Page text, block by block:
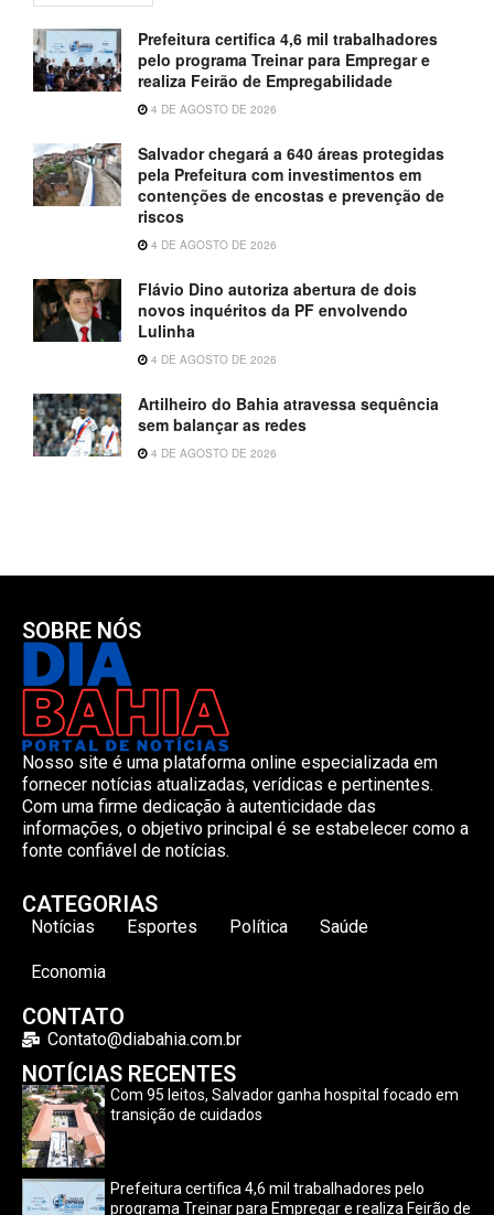
Prefeitura certifica 4,6 mil trabalhadores
pelo programa Treinar para Empregar e
realiza Feirão de Empregabilidade
4 DE AGOSTO DE 2026
Salvador chegará a 640 áreas protegidas
pela Prefeitura com investimentos em
contenções de encostas e prevenção de
riscos
4 DE AGOSTO DE 2026
Flávio Dino autoriza abertura de dois
novos inquéritos da PF envolvendo
Lulinha
4 DE AGOSTO DE 2026
Artilheiro do Bahia atravessa sequência
sem balançar as redes
4 DE AGOSTO DE 2026
SOBRE NÓS
Nosso site é uma plataforma online especializada em
fornecer notícias atualizadas, verídicas e pertinentes.
Com uma firme dedicação à autenticidade das
informações, o objetivo principal é se estabelecer como a
fonte confiável de notícias.
CATEGORIAS
Notícias Esportes Política Saúde
Economia
CONTATO
Contato@diabahia.com.br
NOTÍCIAS RECENTES
Com 95 leitos, Salvador ganha hospital focado em
transição de cuidados
Prefeitura certifica 4,6 mil trabalhadores pelo
programa Treinar para Empregar e realiza Feirão de